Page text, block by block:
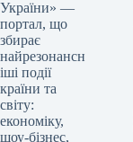
України» —
портал, що
збирає
найрезонансн
іші події
країни та
світу:
економіку,
шоу-бізнес,